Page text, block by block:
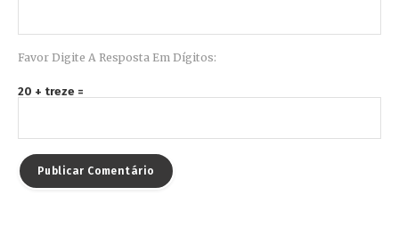
Favor Digite A Resposta Em Dígitos:
20 + treze =